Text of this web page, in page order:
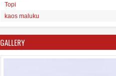
Gelang Besi Putih Pria
15Aug
Topi
kaos maluku
GALLERY